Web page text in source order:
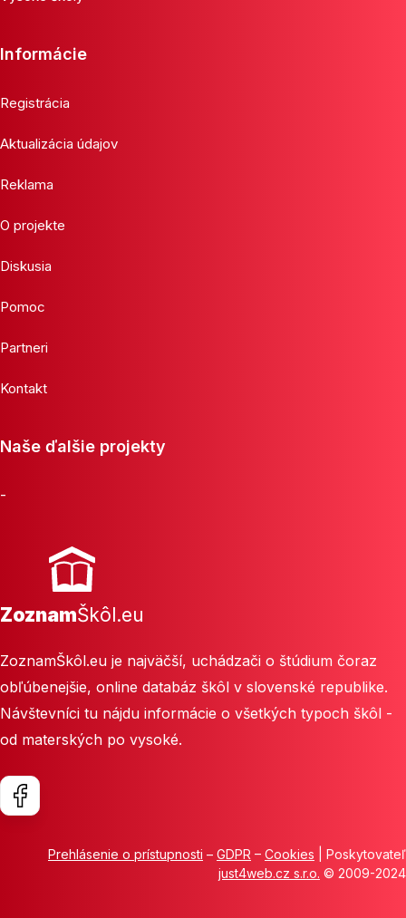
Informácie
Registrácia
Aktualizácia údajov
Reklama
O projekte
Diskusia
Pomoc
Partneri
Kontakt
Naše ďalšie projekty
-
ZoznamŠkôl.eu
ZoznamŠkôl.eu je najväčší, uchádzači o štúdium čoraz
obľúbenejšie, online databáz škôl v slovenské republike.
Návštevníci tu nájdu informácie o všetkých typoch škôl -
od materských po vysoké.
Prehlásenie o prístupnosti – GDPR – Cookies | Poskytovateľ
just4web.cz s.r.o. © 2009-2024